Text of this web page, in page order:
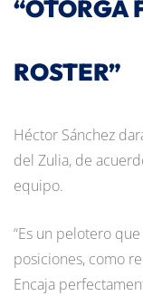
“OTORGA
ROSTER”
Héctor Sánchez
del Zulia, de
equipo.
“Es un pelotero
posiciones, como
Encaja